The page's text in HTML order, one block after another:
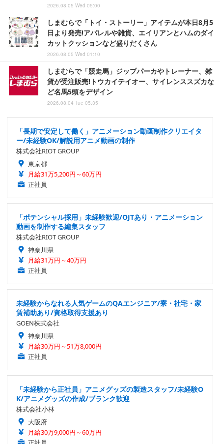
2026.08.05 Wed 05:00
しまむらで「トイ・ストーリー」アイテムが本日8月5
日より発売!アパレルや雑貨、エイリアンとハムのダイ
カットクッションなど盛りだくさん
2026.08.05 Wed 01:10
しまむらで「競走馬」ジップパーカやトレーナー、雑
貨が受注販売!トウカイテイオー、サイレンススズカな
ど名馬5頭をデザイン
2026.08.04 Tue 05:35
「長期で安定して働く」アニメーション動画制作クリエイタ
ー/未経験OK/解説用アニメ動画の制作
株式会社RIOT GROUP
東京都
月給31万5,200円～60万円
正社員
「ポテンシャル採用」未経験歓迎/OJTあり・アニメーション
動画を制作する編集スタッフ
株式会社RIOT GROUP
神奈川県
月給31万円～40万円
正社員
未経験からなれる人気ゲームのQAエンジニア/寮・社宅・家
賃補助あり/資格取得支援あり
GOEN株式会社
神奈川県
月給30万円～51万8,000円
正社員
「未経験から正社員」アニメグッズの製造スタッフ/未経験O
K/アニメグッズの作成/ブランク歓迎
株式会社小林
大阪府
月給30万9,000円～60万円